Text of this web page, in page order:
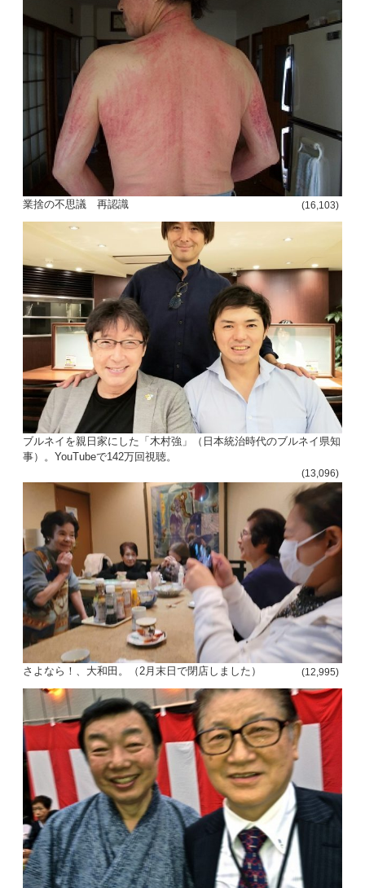
業捨の不思議 再認識 (16,103)
ブルネイを親日家にした「木村強」（日本統治時代のブルネイ県知
事）。YouTubeで142万回視聴。
(13,096)
さよなら！、大和田。（2月末日で閉店しました） (12,995)